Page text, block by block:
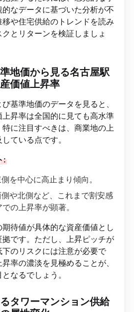
なデータに基づいた分析が不
や住宅供給のトレンドを読み
とリターンを検証しましょ
地価から見る名古屋駅
価値上昇率
基準地価のデータを見ると、
昇率は全国的に見ても高水準
に注目すべきは、商業地の上
ている点です。
:
を中心に高止まり傾向。
や北側など、これまで割安感
の上昇率が顕著。
待値が具体的な資産価値とし
です。ただし、上昇ピッチが
のリスクには注意が必要で
率の濃淡を見極めることが、
なるでしょう。
タワーマンション供給